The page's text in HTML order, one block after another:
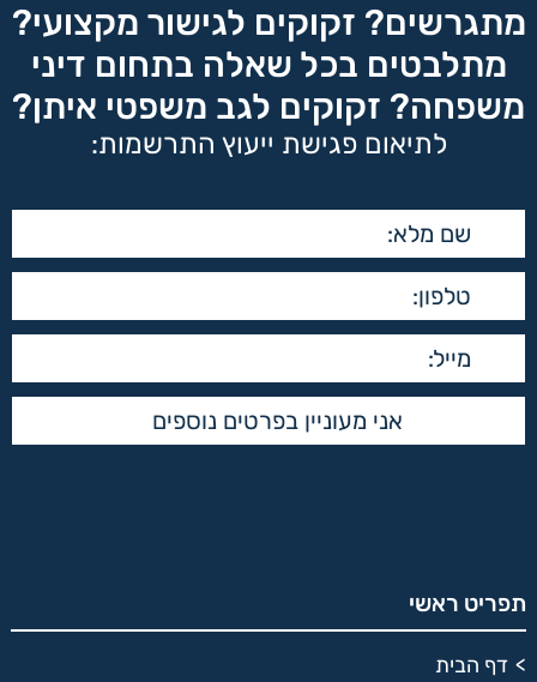
מתגרשים? זקוקים לגישור מקצועי?
מתלבטים בכל שאלה בתחום דיני
משפחה? זקוקים לגב משפטי איתן?
לתיאום פגישת ייעוץ התרשמות:
תפריט ראשי
דף הבית